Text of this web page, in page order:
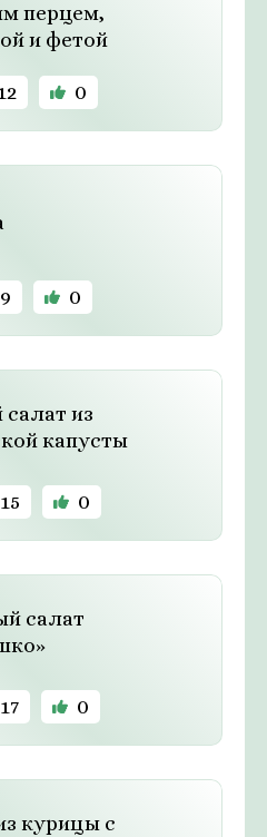
перцем,
и фетой
0
9 0
из
капусты
15 0
салат
17 0
курицы с